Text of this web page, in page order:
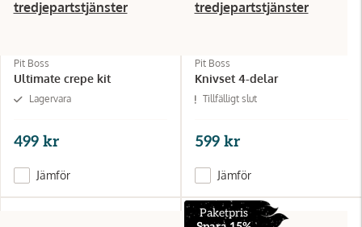
tredjepartstjänster
Pit Boss
Ultimate crepe kit
Lagervara
499 kr
Jämför
tredjepartstjänster
Pit Boss
Knivset 4-delar
Tillfälligt slut
599 kr
Jämför
Paketpris